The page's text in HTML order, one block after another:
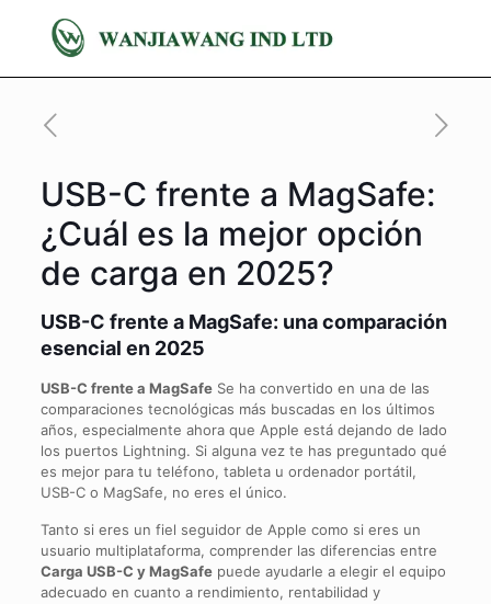
USB-C frente a MagSafe:
¿Cuál es la mejor opción
de carga en 2025?
USB-C frente a MagSafe: una comparación
esencial en 2025
USB-C frente a MagSafeSe ha convertido en una de las
comparaciones tecnológicas más buscadas en los últimos
años, especialmente ahora que Apple está dejando de lado
los puertos Lightning. Si alguna vez te has preguntado qué
es mejor para tu teléfono, tableta u ordenador portátil,
USB-C o MagSafe, no eres el único.
Tanto si eres un fiel seguidor de Apple como si eres un
usuario multiplataforma, comprender las diferencias entre
Carga USB-C y MagSafepuede ayudarle a elegir el equipo
adecuado en cuanto a rendimiento, rentabilidad y